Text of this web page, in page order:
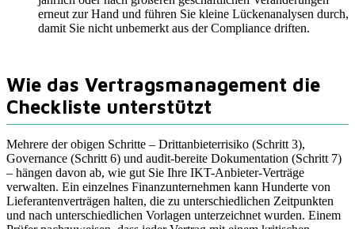
erneut zur Hand und führen Sie kleine Lückenanalysen durch,
damit Sie nicht unbemerkt aus der Compliance driften.
Wie das Vertragsmanagement die
Checkliste unterstützt
Mehrere der obigen Schritte – Drittanbieterrisiko (Schritt 3),
Governance (Schritt 6) und audit-bereite Dokumentation (Schritt 7)
– hängen davon ab, wie gut Sie Ihre IKT-Anbieter-Verträge
verwalten. Ein einzelnes Finanzunternehmen kann Hunderte von
Lieferantenverträgen halten, die zu unterschiedlichen Zeitpunkten
und nach unterschiedlichen Vorlagen unterzeichnet wurden. Einem